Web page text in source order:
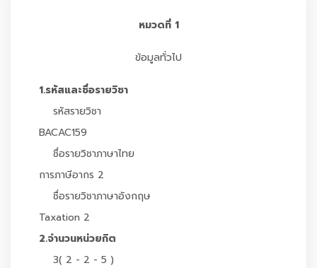
หมวดที่ 1
ข้อมูลทั่วไป
1.รหัสและชื่อรายวิชา
รหัสรายวิชา
BACAC159
ชื่อรายวิชาภาษาไทย
การภาษีอากร 2
ชื่อรายวิชาภาษาอังกฤษ
Taxation 2
2.จำนวนหน่วยกิต
3( 2 - 2 - 5 )